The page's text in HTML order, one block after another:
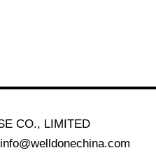
CO., LIMITED